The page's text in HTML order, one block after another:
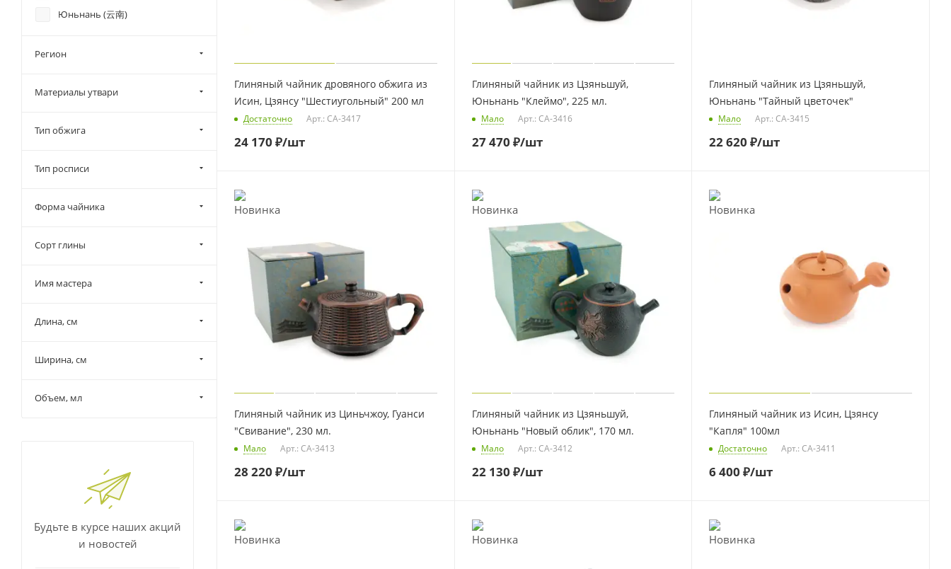
Глиняный чайник дровяного обжига из
Исин, Цзянсу "Шестиугольный" 200 мл
Достаточно Арт.: CA-3417
24 170 ₽/шт
Глиняный чайник из Цзяньшуй,
Юньнань "Клеймо", 225 мл.
Мало Арт.: CA-3416
27 470 ₽/шт
Глиняный чайник из Цзяньшуй,
Юньнань "Тайный цветочек"
Мало Арт.: CA-3415
22 620 ₽/шт
Глиняный чайник из Циньчжоу, Гуанси
"Свивание", 230 мл.
Мало Арт.: CA-3413
28 220 ₽/шт
Глиняный чайник из Цзяньшуй,
Юньнань "Новый облик", 170 мл.
Мало Арт.: CA-3412
22 130 ₽/шт
Глиняный чайник из Исин, Цзянсу
"Капля" 100мл
Достаточно Арт.: CA-3411
6 400 ₽/шт
Юньнань (云南)
Регион
Материалы утвари
Тип обжига
Тип росписи
Форма чайника
Сорт глины
Имя мастера
Длина, см
Ширина, см
Объем, мл
Будьте в курсе наших акций
и новостей